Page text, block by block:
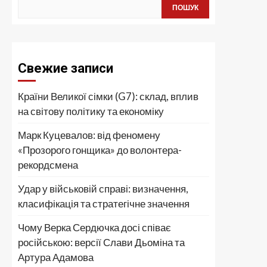
ПОШУК
Свежие записи
Країни Великої сімки (G7): склад, вплив
на світову політику та економіку
Марк Куцевалов: від феномену
«Прозорого гонщика» до волонтера-
рекордсмена
Удар у військовій справі: визначення,
класифікація та стратегічне значення
Чому Верка Сердючка досі співає
російською: версії Слави Дьоміна та
Артура Адамова